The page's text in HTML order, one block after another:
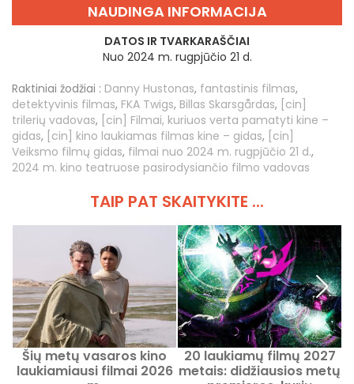
NAUDINGA INFORMACIJA
DATOS IR TVARKARAŠČIAI
Nuo 2024 m. rugpjūčio 21 d.
Raktiniai žodžiai : Danny Hustonas, fantastinis filmas,
detektyvinis filmas, FKA Twigs, Billas Skarsgårdas, [cin]
trilerių vadovas, [cin] Filmai, kuriuos verta pamatyti kine –
gidas, [cin] kino laukiamas filmas kine – gidas, [cin]
Veiksmo filmų gidas, filmai nuo 2024 m. rugpjūčio 21 d.,
2024 m. kino teatruose pasirodysiančio filmo vadovas
TAIP PAT SKAITYKITE ...
Šių metų vasaros kino
laukiamiausi filmai 2026
20 laukiamų filmų 2027
metais: didžiausios metų